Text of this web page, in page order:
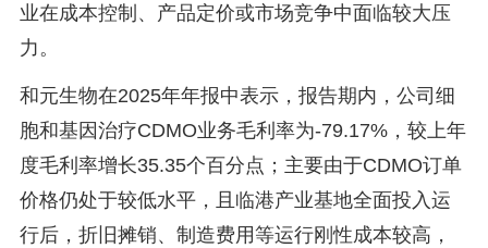
业在成本控制、产品定价或市场竞争中面临较大压
力。
和元生物在2025年年报中表示，报告期内，公司细
胞和基因治疗CDMO业务毛利率为-79.17%，较上年
度毛利率增长35.35个百分点；主要由于CDMO订单
价格仍处于较低水平，且临港产业基地全面投入运
行后，折旧摊销、制造费用等运行刚性成本较高，